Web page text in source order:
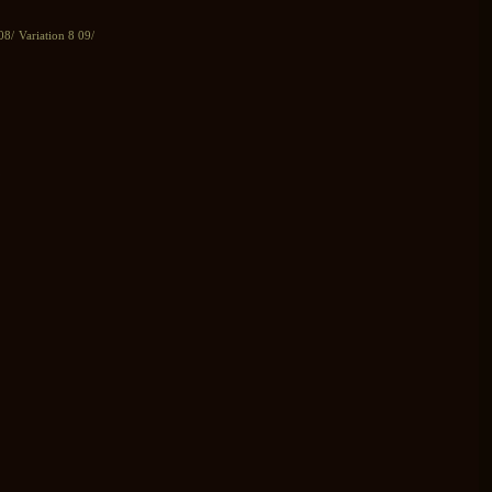
Variation 8 09/